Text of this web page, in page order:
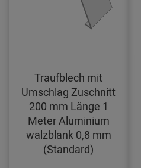
Traufblech mit
Umschlag Zuschnitt
200 mm Länge 1
Meter Aluminium
walzblank 0,8 mm
(Standard)